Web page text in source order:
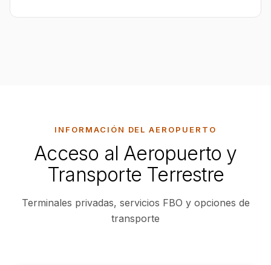
INFORMACIÓN DEL AEROPUERTO
Acceso al Aeropuerto y
Transporte Terrestre
Terminales privadas, servicios FBO y opciones de
transporte